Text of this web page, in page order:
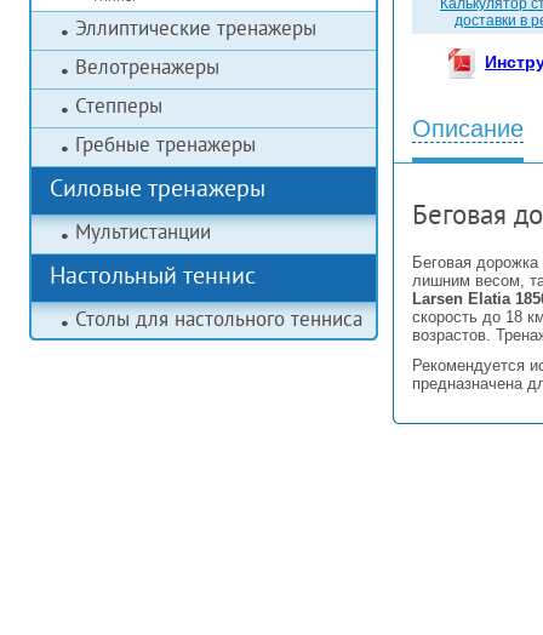
Эллиптические тренажеры
Велотренажеры
Степперы
Гребные тренажеры
Силовые тренажеры
Мультистанции
Настольный теннис
Столы для настольного тенниса
доставки в
Описание
Беговая
Беговая
лишним весом,
Larsen Elatia
скорость до 18
возрастов.
Рекомендуется
предназначена